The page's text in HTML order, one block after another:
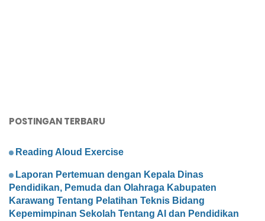
POSTINGAN TERBARU
Reading Aloud Exercise
Laporan Pertemuan dengan Kepala Dinas
Pendidikan, Pemuda dan Olahraga Kabupaten
Karawang Tentang Pelatihan Teknis Bidang
Kepemimpinan Sekolah Tentang AI dan Pendidikan